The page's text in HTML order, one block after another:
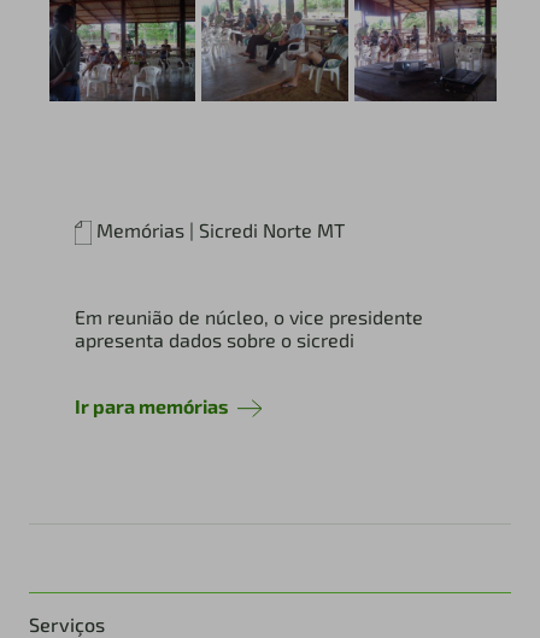
Memórias | Sicredi Norte MT
Em reunião de núcleo, o vice presidente
apresenta dados sobre o sicredi
Ir para memórias
Serviços